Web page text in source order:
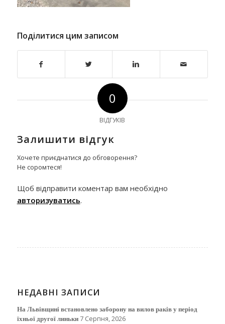
Поділитися цим записом
0
ВІДГУКІВ
Залишити відгук
Хочете приєднатися до обговорення?
Не соромтеся!
Щоб відправити коментар вам необхідно
авторизуватись.
НЕДАВНІ ЗАПИСИ
На Львівщині встановлено заборону на вилов раків у період
їхньої другої линьки 7 Серпня, 2026